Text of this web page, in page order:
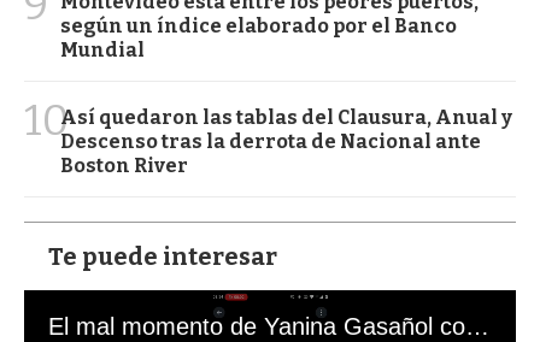
según un índice elaborado por el Banco
Mundial
10Así quedaron las tablas del Clausura, Anual y
Descenso tras la derrota de Nacional ante
Boston River
Te puede interesar
El mal momento de Yanina Gasañol con un hincha argentino en "Subrayado"